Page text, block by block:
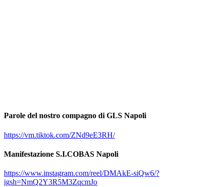
Parole del nostro compagno di GLS Napoli
https://vm.tiktok.com/ZNd9eE3RH/
Manifestazione S.I.COBAS Napoli
https://www.instagram.com/reel/DMAkE-siQw6/?
igsh=NmQ2Y3R5M3ZqcmJo